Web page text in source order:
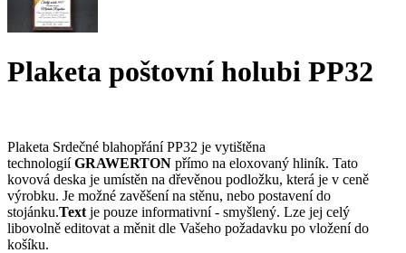
Plaketa poštovní holubi PP32
Plaketa Srdečné blahopřání PP32 je vytištěna
technologiíGRAWERTON přímo na eloxovaný hliník. Tato
kovová deska je umístěn na dřevěnou podložku, která je v ceně
výrobku. Je možné zavěšení na stěnu, nebo postavení do
stojánku.Text je pouze informativní - smyšlený. Lze jej celý
libovolně editovat a měnit dle Vašeho požadavku po vložení do
košíku.